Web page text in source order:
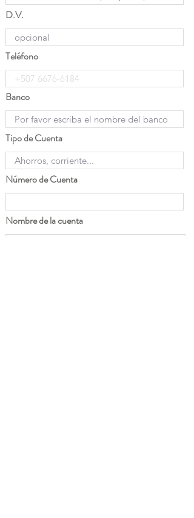
D.V.
Teléfono
Banco
Tipo de Cuenta
Número de Cuenta
Nombre de la cuenta